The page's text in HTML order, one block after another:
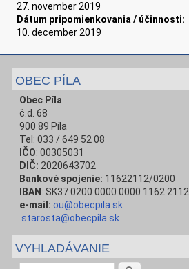
27. november 2019
Dátum pripomienkovania / účinnosti:
10. december 2019
OBEC PÍLA
Obec Píla
č.d. 68
900 89 Píla
Tel: 033 / 649 52 08
IČO: 00305031
DIČ: 2020643702
Bankové spojenie: 11622112/0200
IBAN : SK37 0200 0000 0000 1162 2112
e-mail: ou@obecpila.sk
starosta@obecpila.sk
VYHLADÁVANIE